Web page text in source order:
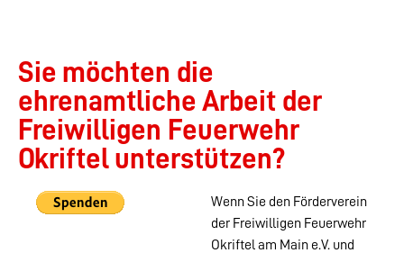
Sie möchten die
ehrenamtliche Arbeit der
Freiwilligen Feuerwehr
Okriftel unterstützen?
Wenn Sie den Förderverein
der Freiwilligen Feuerwehr
Okriftel am Main e.V. und